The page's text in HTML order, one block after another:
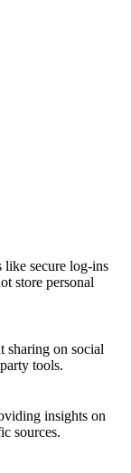
like secure log-ins
store personal
sharing on social
tools.
insights on
sources.